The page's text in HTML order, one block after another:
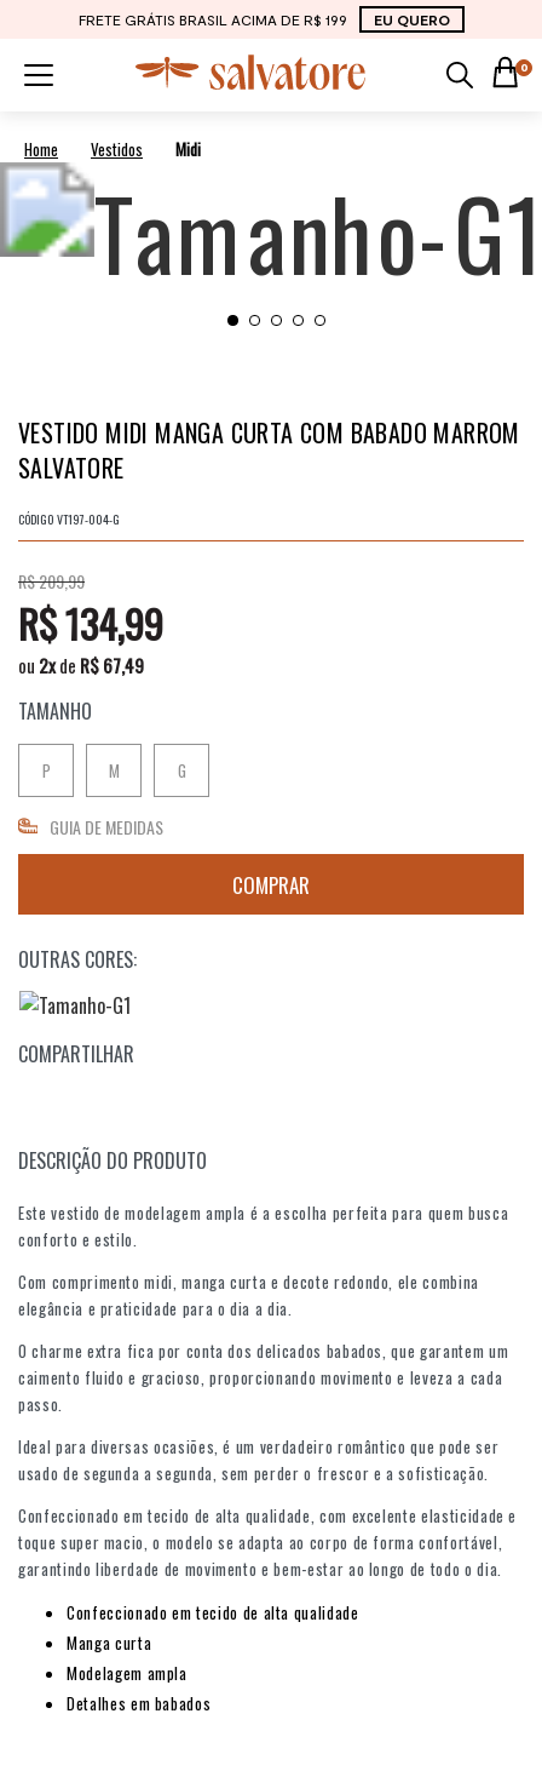
FRETE GRÁTIS BRASIL ACIMA DE R$ 199 EU QUERO
0
Vestidos Midi
VESTIDO MIDI MANGA CURTA COM BABADO MARROM
SALVATORE
CÓDIGO VT197-004-G
R$ 209,99
R$ 134,99
ou 2xde R$ 67,49
TAMANHO
P M G
GUIA DE MEDIDAS
OUTRAS CORES:
COMPARTILHAR
DESCRIÇÃO DO PRODUTO
Este vestido de modelagem ampla é a escolha perfeita para quem busca
conforto e estilo.
Com comprimento midi, manga curta e decote redondo, ele combina
elegância e praticidade para o dia a dia.
O charme extra fica por conta dos delicados babados, que garantem um
caimento fluido e gracioso, proporcionando movimento e leveza a cada
passo.
Ideal para diversas ocasiões, é um verdadeiro romântico que pode ser
usado de segunda a segunda, sem perder o frescor e a sofisticação.
Confeccionado em tecido de alta qualidade, com excelente elasticidade e
toque super macio, o modelo se adapta ao corpo de forma confortável,
garantindo liberdade de movimento e bem-estar ao longo de todo o dia.
Confeccionado em tecido de alta qualidade
Manga curta
Modelagem ampla
Detalhes em babados